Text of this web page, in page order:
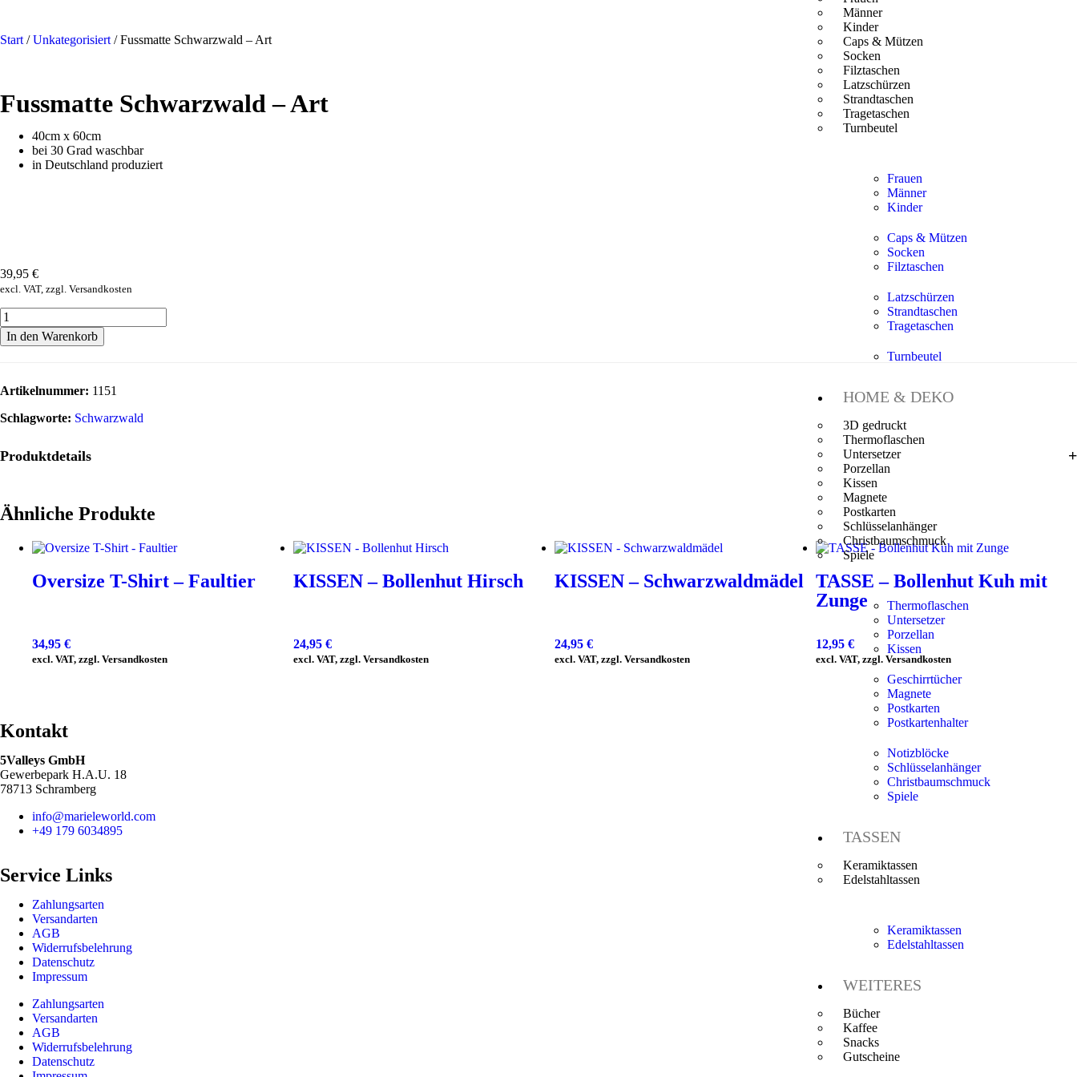
Männer
Kinder
Caps & Mützen
Socken
Filztaschen
Latzschürzen
Strandtaschen
Tragetaschen
Turnbeutel
Frauen
Männer
Kinder
Caps & Mützen
Socken
Filztaschen
Latzschürzen
Strandtaschen
Tragetaschen
Turnbeutel
HOME & DEKO
3D gedruckt
Thermoflaschen
Untersetzer
Porzellan
Kissen
Magnete
Postkarten
Schlüsselanhänger
Christbaumschmuck
Spiele
Thermoflaschen
Untersetzer
Porzellan
Kissen
Geschirrtücher
Magnete
Postkarten
Postkartenhalter
Notizblöcke
Schlüsselanhänger
Christbaumschmuck
Spiele
TASSEN
Keramiktassen
Edelstahltassen
Keramiktassen
Edelstahltassen
WEITERES
Bücher
Kaffee
Snacks
Gutscheine
Start /Unkategorisiert / Fussmatte Schwarzwald – Art
Fussmatte Schwarzwald – Art
40cm x 60cm
bei 30 Grad waschbar
in Deutschland produziert
39,95 €
excl. VAT, zzgl. Versandkosten
In den Warenkorb
Artikelnummer: 1151
Schlagworte: Schwarzwald
Produktdetails
Ähnliche Produkte
Oversize T-Shirt – Faultier
34,95 €
excl. VAT, zzgl. Versandkosten
KISSEN – Bollenhut Hirsch
24,95 €
excl. VAT, zzgl. Versandkosten
KISSEN – Schwarzwaldmädel
24,95 €
excl. VAT, zzgl. Versandkosten
TASSE – Bollenhut Kuh mit
Zunge
12,95 €
excl. VAT, zzgl. Versandkosten
Kontakt
5Valleys GmbH
Gewerbepark H.A.U. 18
78713 Schramberg
info@marieleworld.com
+49 179 6034895
Service Links
Zahlungsarten
Versandarten
AGB
Widerrufsbelehrung
Datenschutz
Impressum
Zahlungsarten
Versandarten
AGB
Widerrufsbelehrung
Datenschutz